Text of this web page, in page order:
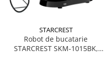
STARCREST
Robot de bucatarie
STARCREST SKM-1015BK,